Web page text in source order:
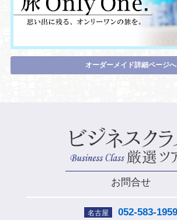
オーダーメイド詳細ページへ
お問合せ
名古屋 052-583-1959